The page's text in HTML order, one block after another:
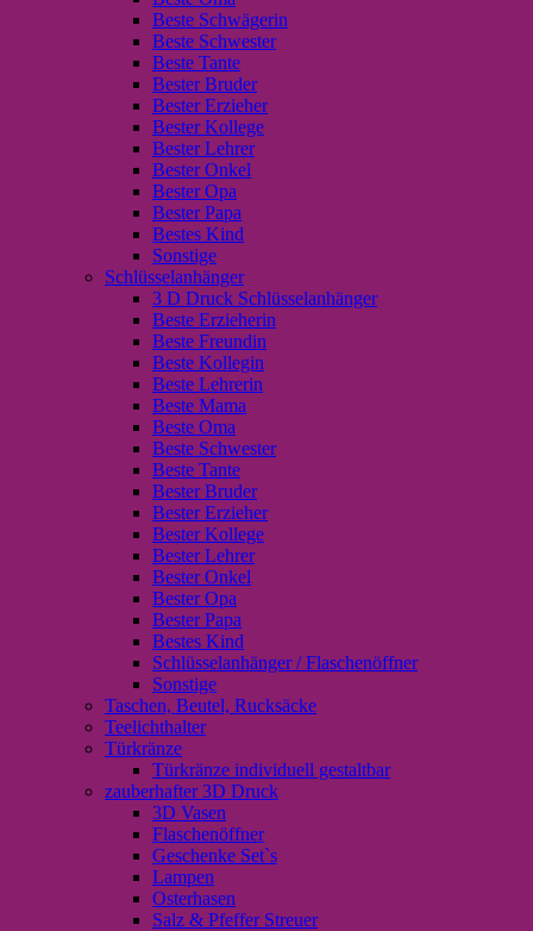
Beste Schwägerin
Beste Schwester
Beste Tante
Bester Bruder
Bester Erzieher
Bester Kollege
Bester Lehrer
Bester Onkel
Bester Opa
Bester Papa
Bestes Kind
Sonstige
Schlüsselanhänger
3 D Druck Schlüsselanhänger
Beste Erzieherin
Beste Freundin
Beste Kollegin
Beste Lehrerin
Beste Mama
Beste Oma
Beste Schwester
Beste Tante
Bester Bruder
Bester Erzieher
Bester Kollege
Bester Lehrer
Bester Onkel
Bester Opa
Bester Papa
Bestes Kind
Schlüsselanhänger / Flaschenöffner
Sonstige
Taschen, Beutel, Rucksäcke
Teelichthalter
Türkränze
Türkränze individuell gestaltbar
zauberhafter 3D Druck
3D Vasen
Flaschenöffner
Geschenke Set`s
Lampen
Osterhasen
Salz & Pfeffer Streuer